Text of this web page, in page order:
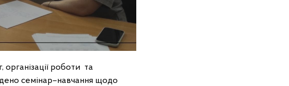
організації роботи та
семінар–навчання щодо